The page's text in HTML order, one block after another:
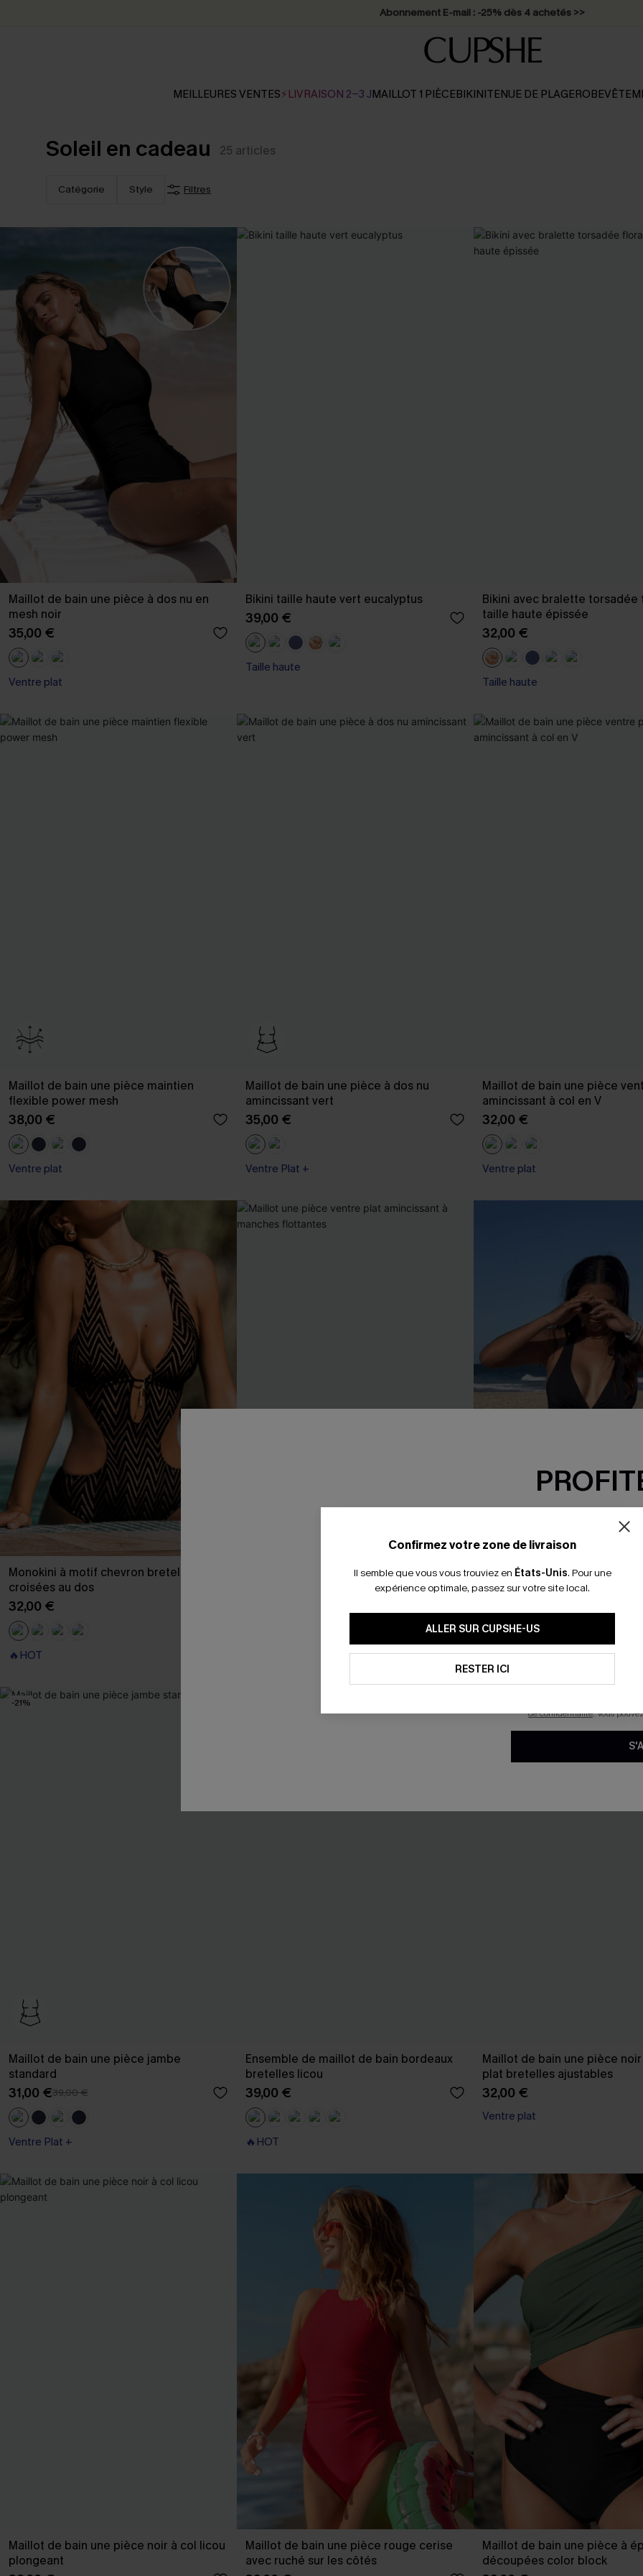
Abonnement E-mail : -25% dès 4 achetés >>
MEILLEURES VENTES⚡LIVRAISON 2-3 JMAILLOT 1 PIÈCEBIKINITENUE DE PLAGEROBE
Soleil en cadeau 25 articles
Catégorie Style Filtres
Maillot de bain une pièce à dos nu en
mesh noir
35,00 €
Ventre plat
Bikini taille haute vert eucalyptus
39,00 €
Taille haute
Bikini avec bralette torsadée
taille haute épissée
32,00 €
Taille haute
Maillot de bain une pièce maintien
flexible power mesh
38,00 €
Ventre plat
Maillot de bain une pièce à dos nu
amincissant vert
35,00 €
Ventre Plat +
Maillot de bain une pièce
amincissant à col en V
32,00 €
Ventre plat
Monokini à motif chevron bretelles
croisées au dos
32,00 €
🔥HOT
Maillot une pièce ventre plat
amincissant à manches flottantes
Maillot de bain une pièce
col licou en V
Ventre Plat +
-21%
Maillot de bain une pièce jambe
standard
31,00 €39,00 €
Ventre Plat +
Ensemble de maillot de bain bordeaux
bretelles licou
39,00 €
🔥HOT
Maillot de bain une pièce
plat bretelles ajustables
32,00 €
Ventre plat
Maillot de bain une pièce noir à col licou
plongeant
Maillot de bain une pièce rouge cerise
avec ruché sur les côtés
Maillot de bain une pièce à
découpées color block
Confirmez votre zone de livraison
Il semble que vous vous trouviez en États-Unis. Pour une
expérience optimale, passez sur votre site local.
ALLER SUR CUPSHE-US
RESTER ICI
-15% dès 2
*Un code par
En soumettant votre adresse
mails marketing (y compris
reconnaissez avoir pris
pouvons utiliser les données
technologies de suivi, telles
savoir si ceux-ci ont été
personnaliser nos contenus
produits susceptibles de
de confidentialité. Vous